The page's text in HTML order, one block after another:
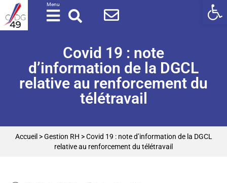
Panneau de gestion des cookies
Menu
Covid 19 : note
d’information de la DGCL
relative au renforcement du
télétravail
Accueil >Gestion RH >Covid 19 : note d’information de la DGCL
relative au renforcement du télétravail